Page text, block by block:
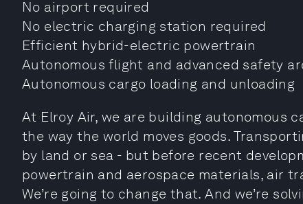
No airport required
No electric charging station required
Efficient hybrid-electric powertrain
Autonomous flight and advanced safety
Autonomous cargo loading and unloading
At Elroy Air, we are building autonomous
the way the world moves goods.
by land or sea - but before recent
powertrain and aerospace materials, air
We’re going to change that. And we’re